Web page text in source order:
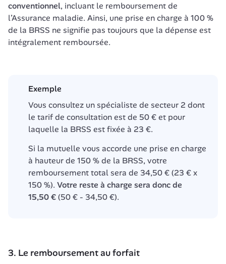
conventionnel, incluant le remboursement de
l’Assurance maladie. Ainsi, une prise en charge à 100 %
de la BRSS ne signifie pas toujours que la dépense est
intégralement remboursée.
Exemple
Vous consultez un spécialiste de secteur 2 dont
le tarif de consultation est de 50 € et pour
laquelle la BRSS est fixée à 23 €.
Si la mutuelle vous accorde une prise en charge
à hauteur de 150 % de la BRSS, votre
remboursement total sera de 34,50 € (23 € x
150 %). Votre reste à charge sera donc de
15,50 € (50 € - 34,50 €).
3. Le remboursement au forfait